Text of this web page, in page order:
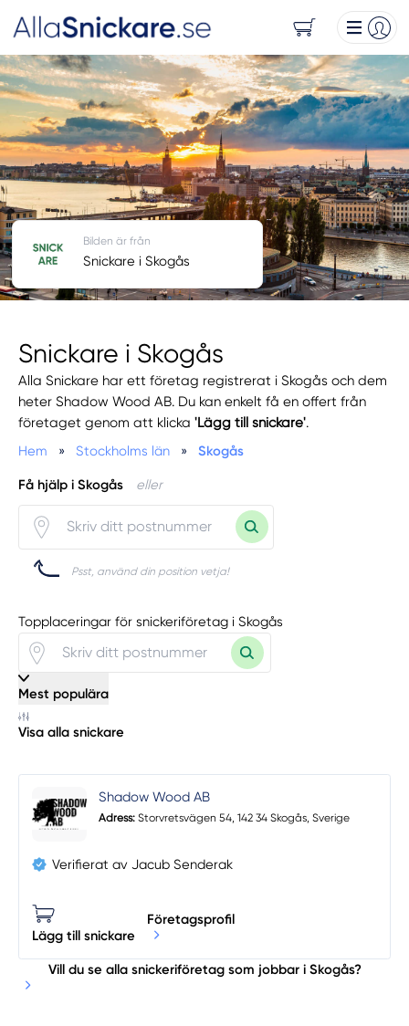
Snickare i Skogås
Alla Snickare har ett företag registrerat i Skogås och dem
heter Shadow Wood AB. Du kan enkelt få en offert från
företaget genom att klicka'Lägg till snickare'.
Hem
» Stockholms län » Skogås
Få hjälp i Skogås eller
Psst, använd din position vetja!
Bilden är från
Snickare i Skogås
Topplaceringar för snickeriföretag i Skogås
Mest populära
Visa alla snickare
Shadow Wood AB
Adress: Storvretsvägen 54, 142 34 Skogås, Sverige
Verifierat av Jacub Senderak
Lägg till snickare
Företagsprofil
Vill du se alla snickeriföretag som jobbar i Skogås?